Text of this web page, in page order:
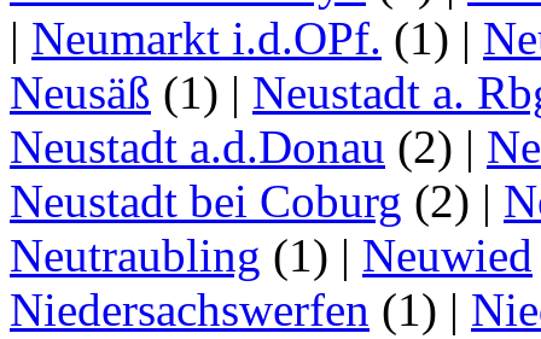
| Neumarkt i.d.OPf. (1) |
Neusäß (1) | Neustadt a.
Neustadt a.d.Donau (2) |
Neustadt bei Coburg (2) |
Neutraubling (1) | Neuwied
Niedersachswerfen (1) |